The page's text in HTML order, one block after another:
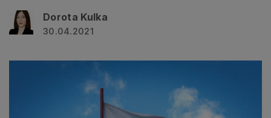
Dorota Kulka
30.04.2021